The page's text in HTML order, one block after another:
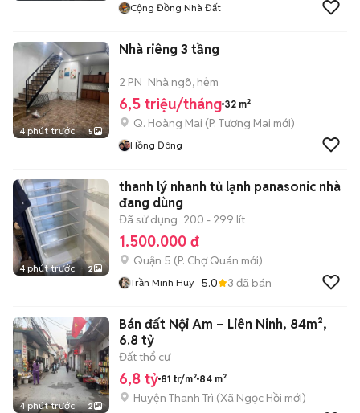
Cộng Đồng Nhà Đất
4 phút trước 5
Nhà riêng 3 tầng
2 PN Nhà ngõ, hẻm
6,5 triệu/tháng 32 m²
Q. Hoàng Mai (P. Tương Mai mới)
Hồng Đông
4 phút trước 2
thanh lý nhanh tủ lạnh panasonic nhà
đang dùng
Đã sử dụng 200 - 299 lít
1.500.000 đ
Quận 5 (P. Chợ Quán mới)
Trần Minh Huy 5.0 3 đã bán
4 phút trước 2
Bán đất Nội Am – Liên Ninh, 84m²,
6.8 tỷ
Đất thổ cư
6,8 tỷ 81 tr/m² 84 m²
Huyện Thanh Trì (Xã Ngọc Hồi mới)